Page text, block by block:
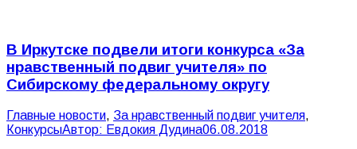
В Иркутске подвели итоги конкурса «За
нравственный подвиг учителя» по
Сибирскому федеральному округу
Главные новости, За нравственный подвиг учителя,
КонкурсыАвтор: Евдокия Дудина06.08.2018